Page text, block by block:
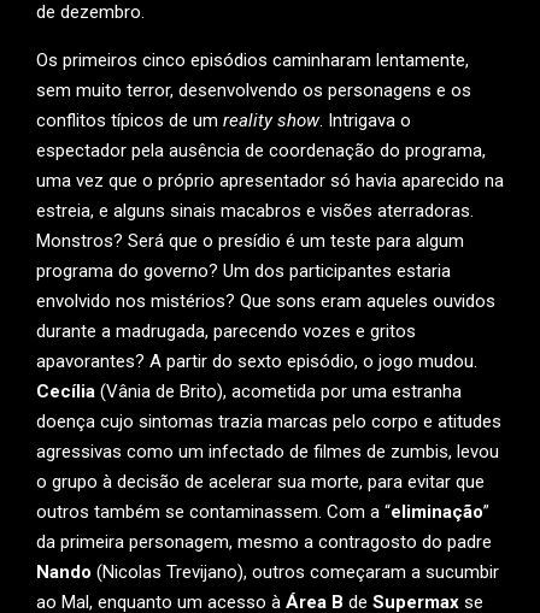
de dezembro.
Os primeiros cinco episódios caminharam lentamente,
sem muito terror, desenvolvendo os personagens e os
conflitos típicos de um reality show. Intrigava o
espectador pela ausência de coordenação do programa,
uma vez que o próprio apresentador só havia aparecido na
estreia, e alguns sinais macabros e visões aterradoras.
Monstros? Será que o presídio é um teste para algum
programa do governo? Um dos participantes estaria
envolvido nos mistérios? Que sons eram aqueles ouvidos
durante a madrugada, parecendo vozes e gritos
apavorantes? A partir do sexto episódio, o jogo mudou.
Cecília (Vânia de Brito), acometida por uma estranha
doença cujo sintomas trazia marcas pelo corpo e atitudes
agressivas como um infectado de filmes de zumbis, levou
o grupo à decisão de acelerar sua morte, para evitar que
outros também se contaminassem. Com a “eliminação”
da primeira personagem, mesmo a contragosto do padre
Nando (Nicolas Trevijano), outros começaram a sucumbir
ao Mal, enquanto um acesso à Área B de Supermax se